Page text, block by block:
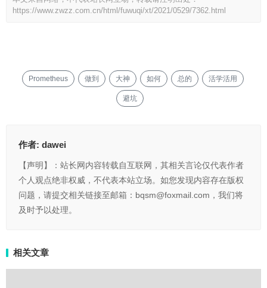
https://www.zwzz.com.cn/html/fuwuqi/xt/2021/0529/7362.html
Prometheus 做到 大神 如何 总的 活学活用
避坑
作者: dawei
【声明】：站长网内容转载自互联网，其相关言论仅代表作者
个人观点绝非权威，不代表本站立场。如您发现内容存在版权
问题，请提交相关链接至邮箱：bqsm@foxmail.com，我们将
及时予以处理。
相关文章